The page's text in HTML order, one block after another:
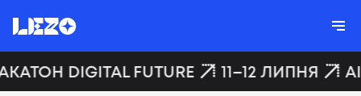
DIGITAL FUTURE 11–12 ЛИПНЯ